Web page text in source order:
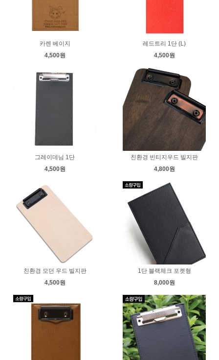
카렌 베이지
4,500원
레드트리 1단 (L)
4,500원
그레이데님 1단
4,500원
친환경 빈티지우드 빌지판
4,800원
친환경 모던 우드 빌지판
4,500원
1단 블랙체크 포켓형
8,000원